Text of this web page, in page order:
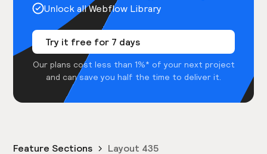
Unlock all Webflow Library
Try it free for 7 days
Our plans cost less than 1%* of your next project
and can save you half the time to deliver it.
Feature Sections Layout 435